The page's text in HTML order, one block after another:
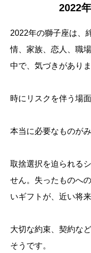
2022
2022年の獅子座は、
情、家族、恋人、職
中で、気づきがあり
時にリスクを伴う場
本当に必要なものが
取捨選択を迫られる
せん。失ったものへ
いギフトが、近い将
大切な約束、契約な
そうです。